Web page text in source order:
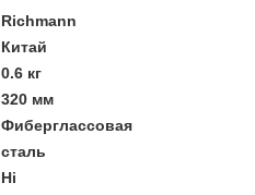
Richmann
Китай
0.6 кг
320 мм
Фиберглассовая
сталь
Ні